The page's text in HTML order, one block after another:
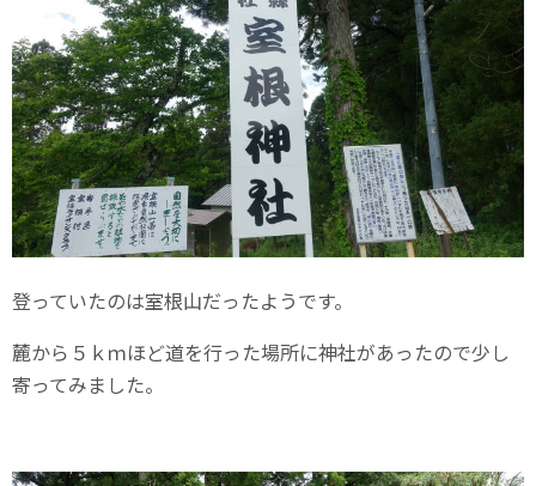
登っていたのは室根山だったようです。
麓から５ｋｍほど道を行った場所に神社があったので少し
寄ってみました。